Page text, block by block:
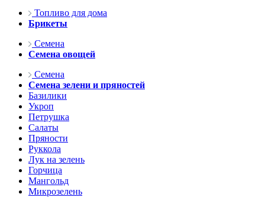
Топливо для дома
Брикеты
Семена
Семена овощей
Семена
Семена зелени и пряностей
Базилики
Укроп
Петрушка
Салаты
Пряности
Руккола
Лук на зелень
Горчица
Мангольд
Микрозелень